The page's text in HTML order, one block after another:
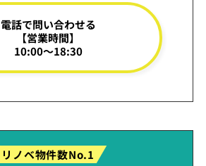
電話で問い合わせる
【営業時間】
10:00～18:30
リノベ物件数No.1